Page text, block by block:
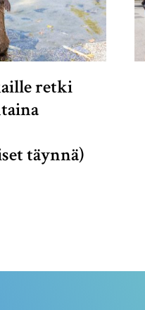
retki
täynnä)